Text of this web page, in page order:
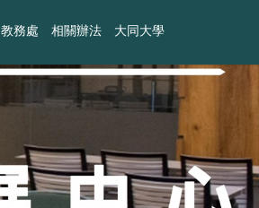
教務處 相關辦法 大同大學